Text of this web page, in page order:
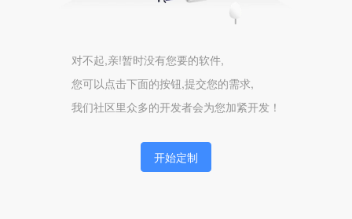
对不起,亲!暂时没有您要的软件,
您可以点击下面的按钮,提交您的需求,
我们社区里众多的开发者会为您加紧开发！
开始定制